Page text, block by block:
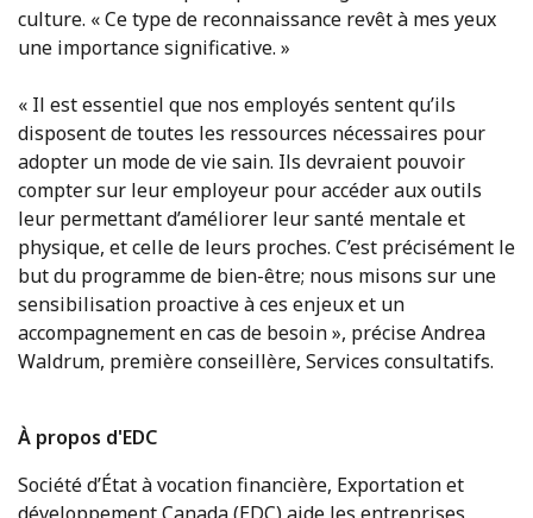
culture. « Ce type de reconnaissance revêt à mes yeux
une importance significative. »
« Il est essentiel que nos employés sentent qu’ils
disposent de toutes les ressources nécessaires pour
adopter un mode de vie sain. Ils devraient pouvoir
compter sur leur employeur pour accéder aux outils
leur permettant d’améliorer leur santé mentale et
physique, et celle de leurs proches. C’est précisément le
but du programme de bien-être; nous misons sur une
sensibilisation proactive à ces enjeux et un
accompagnement en cas de besoin », précise Andrea
Waldrum, première conseillère, Services consultatifs.
À propos d'EDC
Société d’État à vocation financière, Exportation et